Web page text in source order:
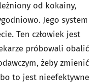
od kokainy,
Jego system
Ten człowiek jest
próbowali obalić
żeby zmienić
to jest nieefektywne